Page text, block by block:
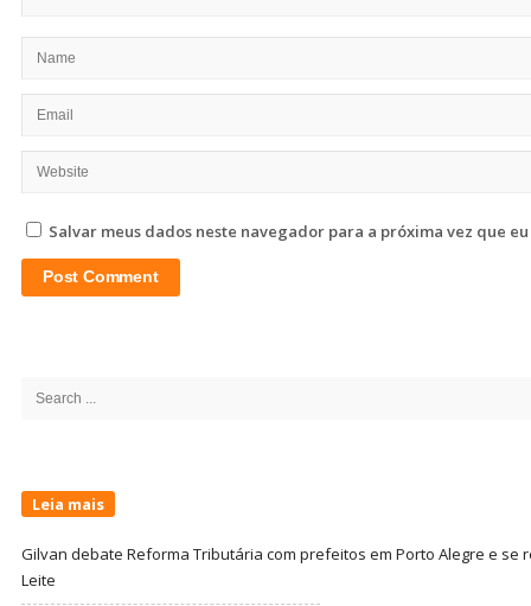
Salvar meus dados neste navegador para a próxima vez que
Search
Leia mais
Gilvan debate Reforma Tributária com prefeitos em Porto Alegre e se
Leite